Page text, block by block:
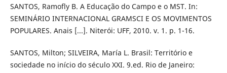
SANTOS, Ramofly B. A Educação do Campo e o MST. In:
SEMINÁRIO INTERNACIONAL GRAMSCI E OS MOVIMENTOS
POPULARES. Anais [...]. Niterói: UFF, 2010. v. 1. p. 1-16.
SANTOS, Milton; SILVEIRA, María L. Brasil: Território e
sociedade no início do século XXI. 9.ed. Rio de Janeiro: